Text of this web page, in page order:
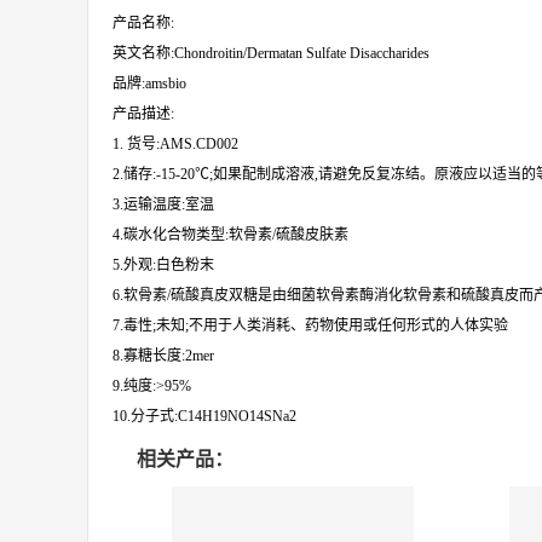
产品名称:
英文名称:Chondroitin/Dermatan Sulfate Disaccharides
品牌:amsbio
产品描述:
1. 货号:AMS.CD002
2.储存:-15-20℃;如果配制成溶液,请避免反复冻结。原液应以适当的
3.运输温度:室温
4.碳水化合物类型:软骨素/硫酸皮肤素
5.外观:白色粉末
6.软骨素/硫酸真皮双糖是由细菌软骨素酶消化软骨素和硫酸真皮而
7.毒性;未知;不用于人类消耗、药物使用或任何形式的人体实验
8.寡糖长度:2mer
9.纯度:>95%
10.分子式:C14H19NO14SNa2
相关产品：